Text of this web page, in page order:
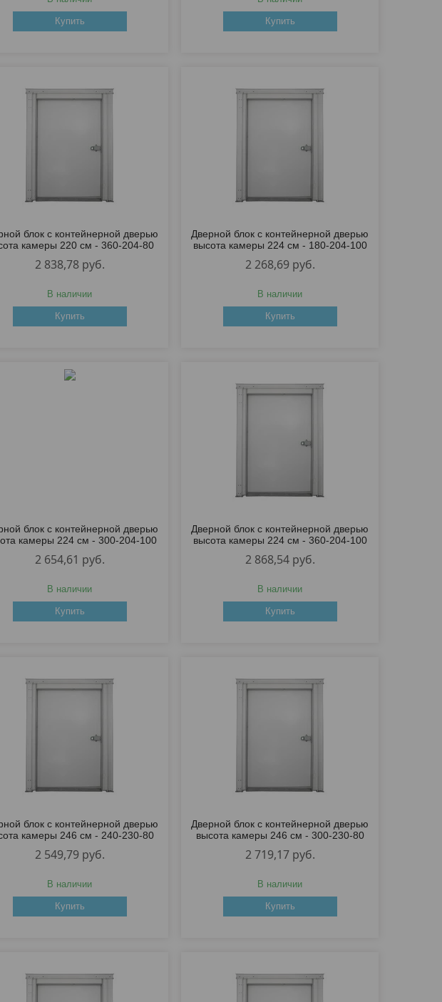
Купить Купить
блок с контейнерной дверью
камеры 220 см - 360-204-80
2 838,78 руб.
В наличии
Купить
Дверной блок с контейнерной дверью
высота камеры 224 см - 180-204-100
2 268,69 руб.
В наличии
Купить
блок с контейнерной дверью
камеры 224 см - 300-204-100
2 654,61 руб.
В наличии
Купить
Дверной блок с контейнерной дверью
высота камеры 224 см - 360-204-100
2 868,54 руб.
В наличии
Купить
блок с контейнерной дверью
камеры 246 см - 240-230-80
2 549,79 руб.
В наличии
Купить
Дверной блок с контейнерной дверью
высота камеры 246 см - 300-230-80
2 719,17 руб.
В наличии
Купить